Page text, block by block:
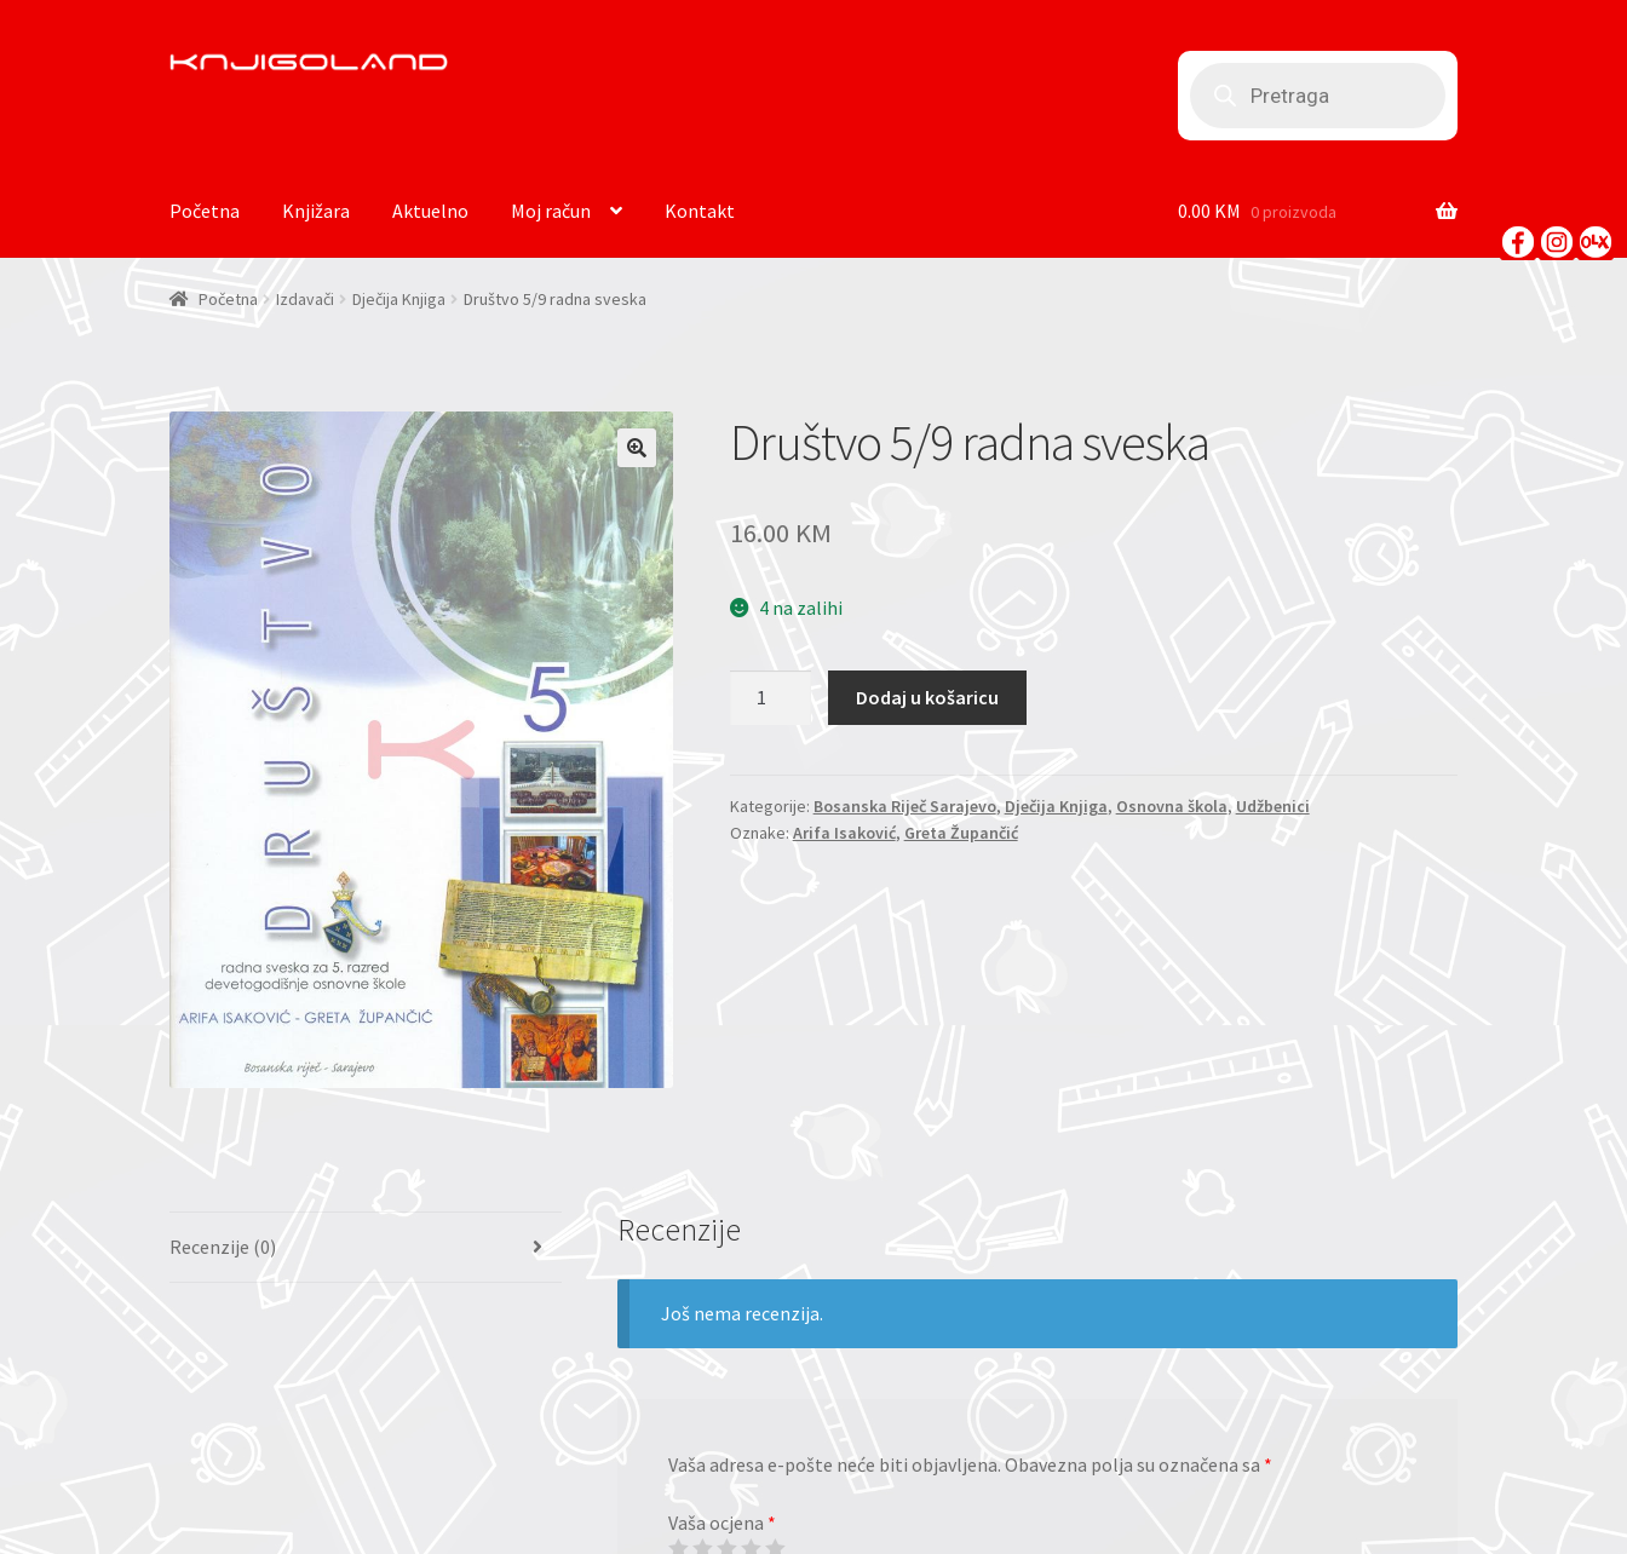
Preskoči
Skoči
Početna Knjižara Aktuelno Moj račun Kontakt 0.00 KM 0 proizvoda
Početna Izdavači Dječija Knjiga Društvo 5/9 radna sveska
Društvo 5/9 radna sveska
16.00 KM
4 na zalihi
količina
Dodaj u košaricu
Kategorije: Bosanska Riječ Sarajevo, Dječija Knjiga, Osnovna škola, Udžbenici
Oznake: Arifa Isaković, Greta Župančić
Recenzije (0) Recenzije
Još nema recenzija.
Vaša adresa e-pošte neće biti objavljena. Obavezna polja su označena sa *
Vaša ocjena *